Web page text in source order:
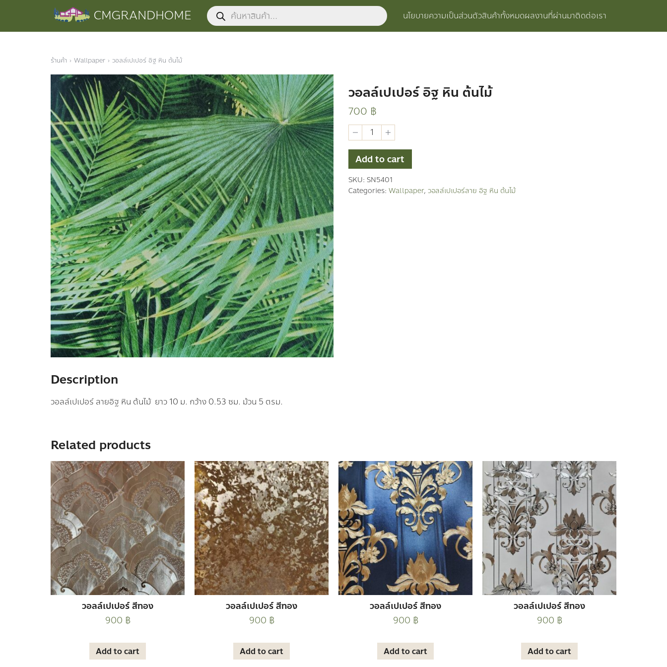
content
CMGRANDHOME Products
search นโยบายความเป็นส่วนตัวสินค้าทั้งหมดผลงานที่ผ่านมาติดต่อเรา
ร้านค้า › Wallpaper › วอลล์เปเปอร์ อิฐ หิน ต้นไม้
วอลล์เปเปอร์ อิฐ หิน ต้นไม้
700 ฿
วอ
ลล์
เปเปอร์
อิฐ
หิน
ต้นไม้
quantity
Add to cart
SKU: SN5401
Categories: Wallpaper, วอลล์เปเปอร์ลาย อิฐ หิน ต้นไม้
Description
วอลล์เปเปอร์ ลายอิฐ หิน ต้นไม้ ยาว 10 ม. กว้าง 0.53 ซม. ม้วน 5 ตรม.
Related products
วอลล์เปเปอร์ สีทอง
900 ฿
Add to cart
วอลล์เปเปอร์ สีทอง
900 ฿
Add to cart
วอลล์เปเปอร์ สีทอง
900 ฿
Add to cart
วอลล์เปเปอร์ สีทอง
900 ฿
Add to cart